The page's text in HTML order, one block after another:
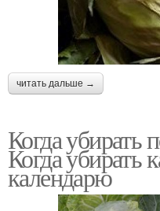
читать дальше →
Когда убирать
Когда убирать
календарю